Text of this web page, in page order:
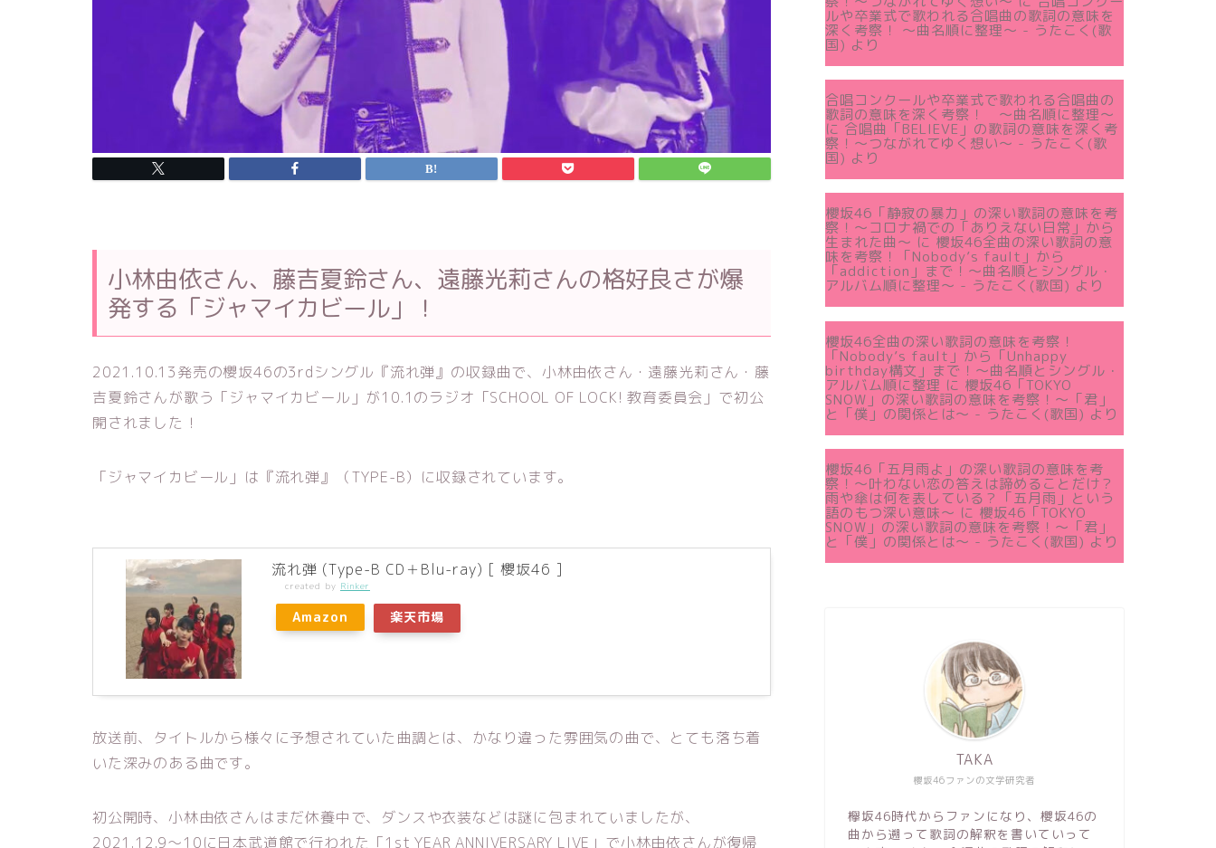
小林由依さん、藤吉夏鈴さん、遠藤光莉さんの格好良さが爆
発する「ジャマイカビール」！
2021.10.13発売の櫻坂46の3rdシングル『流れ弾』の収録曲で、小林由依さん・遠藤光莉さん・藤
吉夏鈴さんが歌う「ジャマイカビール」が10.1のラジオ「SCHOOL OF LOCK! 教育委員会」で初公
開されました！
「ジャマイカビール」は『流れ弾』（TYPE-B）に収録されています。
流れ弾 (Type-B CD＋Blu-ray) [ 櫻坂46 ]
created by Rinker
Amazon 楽天市場
放送前、タイトルから様々に予想されていた曲調とは、かなり違った雰囲気の曲で、とても落ち着
いた深みのある曲です。
初公開時、小林由依さんはまだ休養中で、ダンスや衣装などは謎に包まれていましたが、
2021.12.9～10に日本武道館で行われた「1st YEAR ANNIVERSARY LIVE」で小林由依さんが復帰
ルや卒業式で歌われる合唱曲の歌詞の意味を
深く考察！ 〜曲名順に整理〜 - うたこく(歌
国) より
合唱コンクールや卒業式で歌われる合唱曲の
歌詞の意味を深く考察！ 〜曲名順に整理〜
に 合唱曲「BELIEVE」の歌詞の意味を深く考
察！〜つながれてゆく想い〜 - うたこく(歌
国) より
櫻坂46「静寂の暴力」の深い歌詞の意味を考
察！〜コロナ禍での「ありえない日常」から
生まれた曲～ に 櫻坂46全曲の深い歌詞の意
味を考察！「Nobody’s fault」から
「addiction」まで！〜曲名順とシングル・
アルバム順に整理～ - うたこく(歌国) より
櫻坂46全曲の深い歌詞の意味を考察！
「Nobody’s fault」から「Unhappy
birthday構文」まで！〜曲名順とシングル・
アルバム順に整理 に 櫻坂46「TOKYO
SNOW」の深い歌詞の意味を考察！〜「君」
と「僕」の関係とは～ - うたこく(歌国) より
櫻坂46「五月雨よ」の深い歌詞の意味を考
察！〜叶わない恋の答えは諦めることだけ？
雨や傘は何を表している？「五月雨」という
語のもつ深い意味～ に 櫻坂46「TOKYO
SNOW」の深い歌詞の意味を考察！〜「君」
と「僕」の関係とは～ - うたこく(歌国) より
櫻坂46ファンの文学研究者
TAKA
欅坂46時代からファンになり、櫻坂46の
曲から遡って歌詞の解釈を書いていって